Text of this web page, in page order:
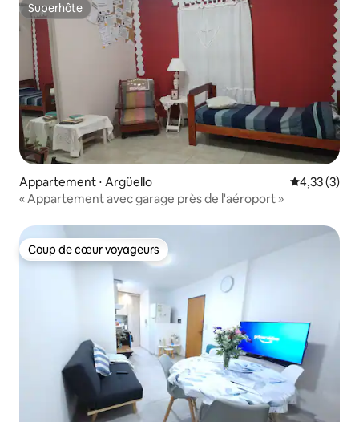
Superhôte
Superhôte
Appartement ⋅ Argüello Évaluation
4,33 (3)
« Appartement avec garage près de l'aéroport »
Coup de cœur voyageurs
Coup de cœur voyageurs